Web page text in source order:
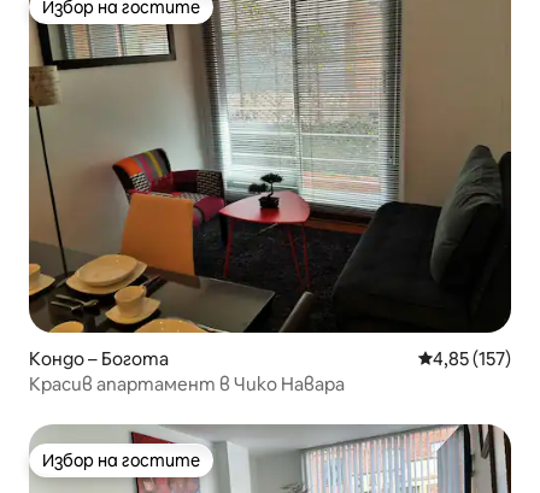
Избор на гостите
Избор на гостите
Кондо – Богота Средна
4,85 (157)
Красив апартамент в Чико Навара
Избор на гостите
Избор на гостите